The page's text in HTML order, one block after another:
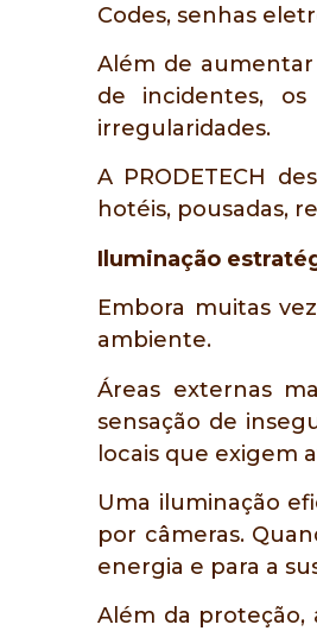
Codes, senhas
Além de aumentar
de incidentes, os
irregularidades.
A PRODETECH
hotéis, pousadas,
Iluminação
Embora muitas
ambiente.
Áreas externas
sensação de
locais que exigem
Uma iluminação
por câmeras.
energia e para a
Além da proteção,